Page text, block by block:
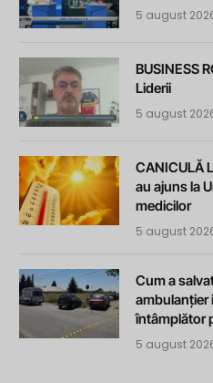
5 august
BUSINESS
Liderii
5 august
CANICULĂ
au ajuns la
medicilor
5 august
Cum a
ambulanțier
întâmplător
5 august